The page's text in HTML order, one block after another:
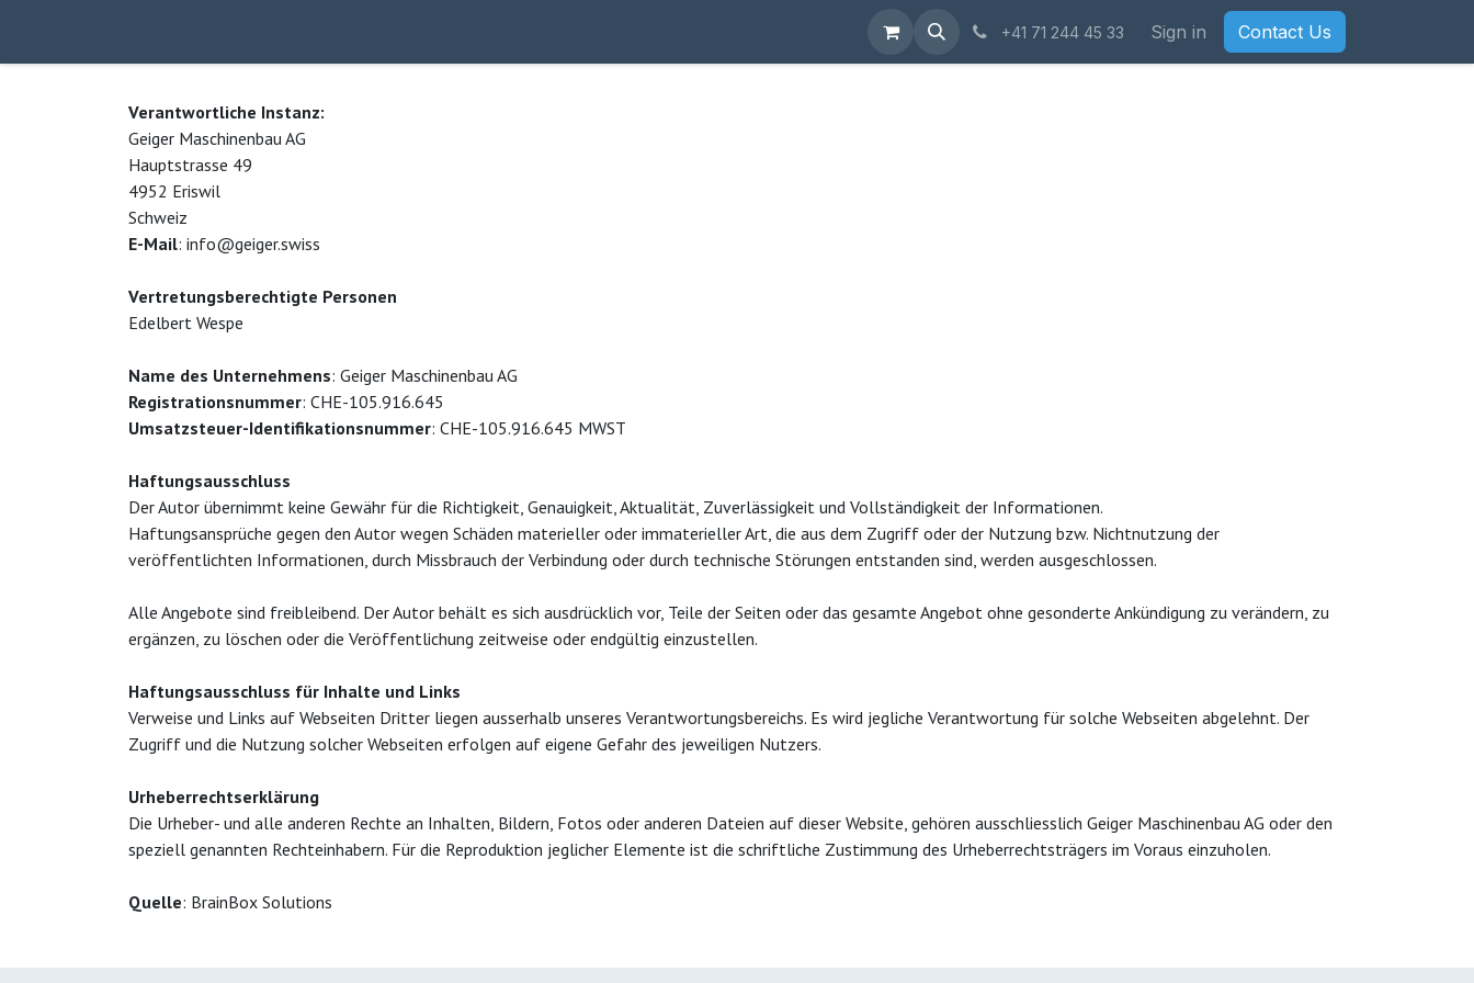
+41 71 244 45 33 Sign in Contact Us
Verantwortliche Instanz:
Geiger Maschinenbau AG
Hauptstrasse 49
4952 Eriswil
Schweiz
E-Mail: info@geiger.swiss
Vertretungsberechtigte Personen
Edelbert Wespe
Name des Unternehmens: Geiger Maschinenbau AG
Registrationsnummer: CHE-105.916.645
Umsatzsteuer-Identifikationsnummer: CHE-105.916.645 MWST
Haftungsausschluss
Der Autor übernimmt keine Gewähr für die Richtigkeit, Genauigkeit, Aktualität, Zuverlässigkeit und Vollständigkeit der Informationen.
Haftungsansprüche gegen den Autor wegen Schäden materieller oder immaterieller Art, die aus dem Zugriff oder der Nutzung bzw. Nichtnutzung der
veröffentlichten Informationen, durch Missbrauch der Verbindung oder durch technische Störungen entstanden sind, werden ausgeschlossen.
Alle Angebote sind freibleibend. Der Autor behält es sich ausdrücklich vor, Teile der Seiten oder das gesamte Angebot ohne gesonderte Ankündigung zu verändern, zu
ergänzen, zu löschen oder die Veröffentlichung zeitweise oder endgültig einzustellen.
Haftungsausschluss für Inhalte und Links
Verweise und Links auf Webseiten Dritter liegen ausserhalb unseres Verantwortungsbereichs. Es wird jegliche Verantwortung für solche Webseiten abgelehnt. Der
Zugriff und die Nutzung solcher Webseiten erfolgen auf eigene Gefahr des jeweiligen Nutzers.
Urheberrechtserklärung
Die Urheber- und alle anderen Rechte an Inhalten, Bildern, Fotos oder anderen Dateien auf dieser Website, gehören ausschliesslich Geiger Maschinenbau AG oder den
speziell genannten Rechteinhabern. Für die Reproduktion jeglicher Elemente ist die schriftliche Zustimmung des Urheberrechtsträgers im Voraus einzuholen.
Quelle: BrainBox Solutions